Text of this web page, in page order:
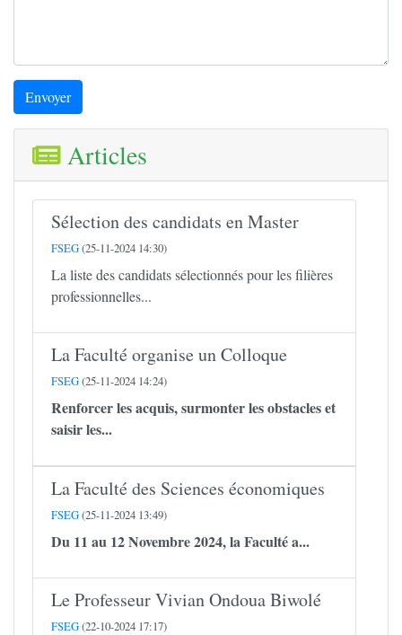
Envoyer
Articles
Sélection des candidats en Master
FSEG(25-11-2024 14:30)
La liste des candidats sélectionnés pour les filières
professionnelles...
La Faculté organise un Colloque
FSEG(25-11-2024 14:24)
Renforcer les acquis, surmonter les obstacles et
saisir les...
La Faculté des Sciences économiques
FSEG(25-11-2024 13:49)
Du 11 au 12 Novembre 2024, la Faculté a...
Le Professeur Vivian Ondoua Biwolé
FSEG(22-10-2024 17:17)